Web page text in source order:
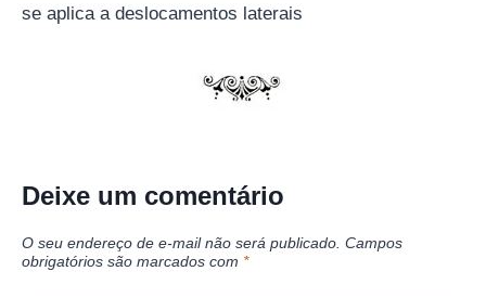
se aplica a deslocamentos laterais
Deixe um comentário
O seu endereço de e-mail não será publicado. Campos
obrigatórios são marcados com *